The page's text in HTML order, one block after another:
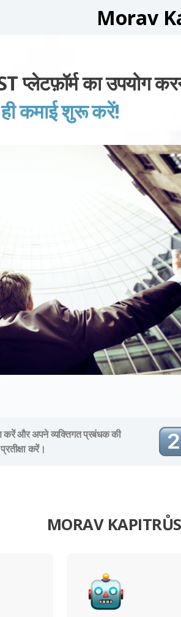
Morav
प्लेटफ़ॉर्म का उपयोग
कमाई शुरू करें!
करें और अपने व्यक्तिगत प्रबंधक की
करें।
MORAV